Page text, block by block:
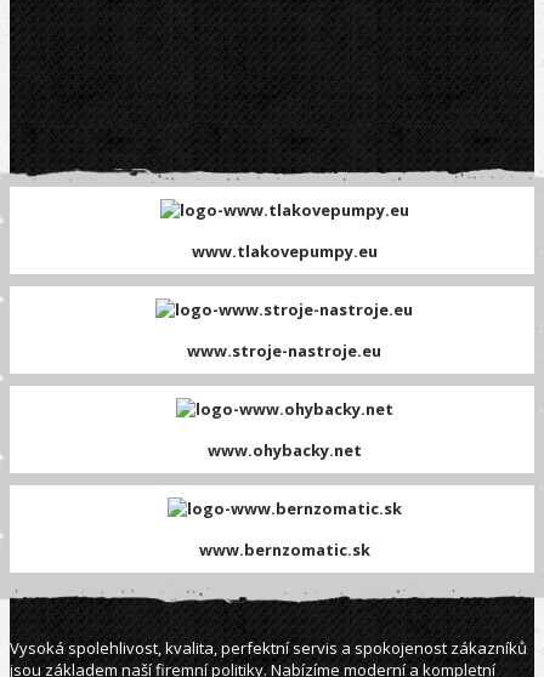
www.tlakovepumpy.eu
www.stroje-nastroje.eu
www.ohybacky.net
www.bernzomatic.sk
Vysoká spolehlivost, kvalita, perfektní servis a spokojenost zákazníků
jsou základem naší firemní politiky. Nabízíme moderní a kompletní